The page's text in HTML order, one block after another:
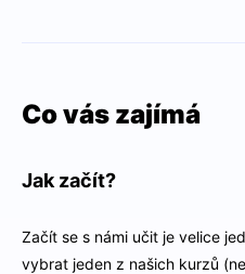
Co vás zajímá
Jak začít?
Začít se s námi učit je velice
vybrat jeden z našich kurzů